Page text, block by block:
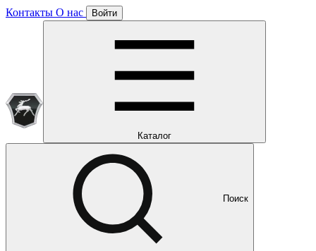
Контакты О нас Войти
Каталог
Поиск
Отлично!
Подписка уже оформлена